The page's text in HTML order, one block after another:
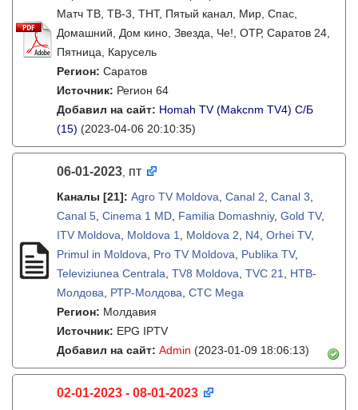
Матч ТВ, ТВ-3, ТНТ, Пятый канал, Мир, Спас,
Домашний, Дом кино, Звезда, Че!, ОТР, Саратов 24,
Пятница, Карусель
Регион: Саратов
Источник: Регион 64
Добавил на сайт: Homah TV (Makcnm TV4) C/Б
(15) (2023-04-06 20:10:35)
06-01-2023, пт
Каналы [21]: Agro TV Moldova Canal 2 Canal 3
Canal 5 Cinema 1 MD Familia Domashniy, Gold TV,
ITV Moldova
Moldova 1 Moldova 2 N4 Orhei TV,
Primul in Moldova
Pro TV Moldova Publika TV,
Televiziunea Centrala TV8 Moldova TVC 21
НТВ-
Молдова
РТР-Молдова СТС Mega
Регион: Молдавия
Источник: EPG IPTV
Добавил на сайт: Admin (2023-01-09 18:06:13)
02-01-2023 - 08-01-2023